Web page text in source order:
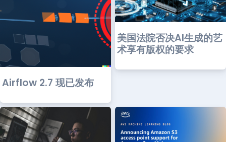
Airflow 2.7 现已发布
美国法院否决AI生成的艺
术享有版权的要求